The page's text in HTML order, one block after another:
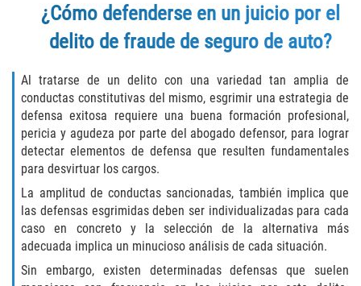
Hit and Run
Drug Crimes
California Marijuana Laws
Manufacturing of Controlled Substances
Possession of Drugs for Sale
Drug Possession
¿Cómo defenderse en un juicio por el
delito de fraude de seguro de auto?
Al tratarse de un delito con una variedad tan amplia de
conductas constitutivas del mismo, esgrimir una estrategia de
defensa exitosa requiere una buena formación profesional,
pericia y agudeza por parte del abogado defensor, para lograr
detectar elementos de defensa que resulten fundamentales
para desvirtuar los cargos.
La amplitud de conductas sancionadas, también implica que
las defensas esgrimidas deben ser individualizadas para cada
caso en concreto y la selección de la alternativa más
adecuada implica un minucioso análisis de cada situación.
Sin embargo, existen determinadas defensas que suelen